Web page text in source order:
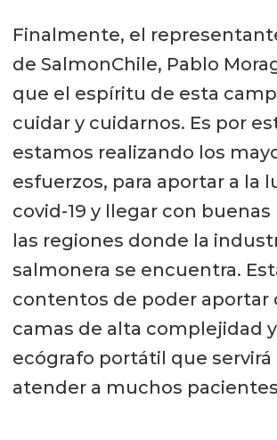
Finalmente, el
de SalmonChile, Pablo
que el espíritu de esta
cuidar y cuidarnos. Es por
estamos realizando los
esfuerzos, para aportar a la
covid-19 y llegar con buenas
las regiones donde la
salmonera se encuentra.
contentos de poder aportar
camas de alta complejidad
ecógrafo portátil que servirá
atender a muchos